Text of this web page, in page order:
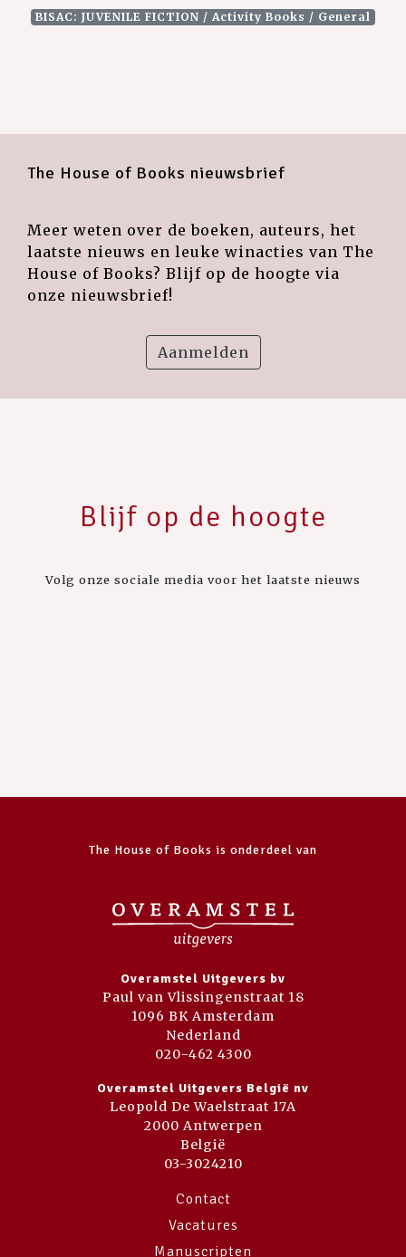
BISAC: JUVENILE FICTION / Activity Books / General
The House of Books nieuwsbrief
Meer weten over de boeken, auteurs, het
laatste nieuws en leuke winacties van The
House of Books? Blijf op de hoogte via
onze nieuwsbrief!
Aanmelden
Blijf op de hoogte
Volg onze sociale media voor het laatste nieuws
The House of Books is onderdeel van
Overamstel Uitgevers bv
Paul van Vlissingenstraat 18
1096 BK Amsterdam
Nederland
020-462 4300
Overamstel Uitgevers België nv
Leopold De Waelstraat 17A
2000 Antwerpen
België
03-3024210
Contact
Vacatures
Manuscripten